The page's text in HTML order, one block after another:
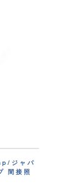
ジャパ
間接照